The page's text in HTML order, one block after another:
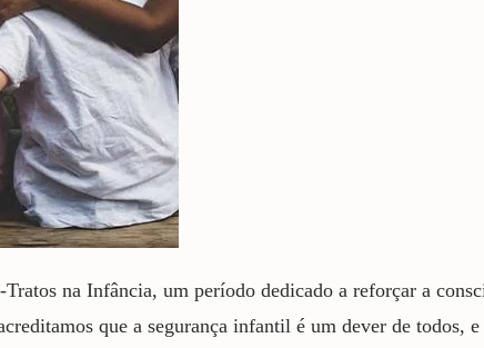
na Infância, um período dedicado a reforçar a
que a segurança infantil é um dever de todos,